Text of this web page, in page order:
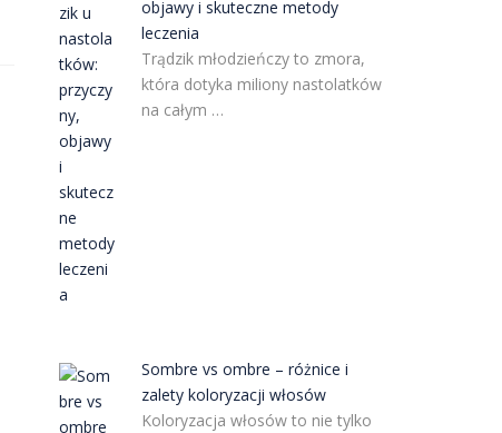
objawy i skuteczne metody
leczenia
Trądzik młodzieńczy to zmora,
która dotyka miliony nastolatków
na całym …
Sombre vs ombre – różnice i
zalety koloryzacji włosów
Koloryzacja włosów to nie tylko